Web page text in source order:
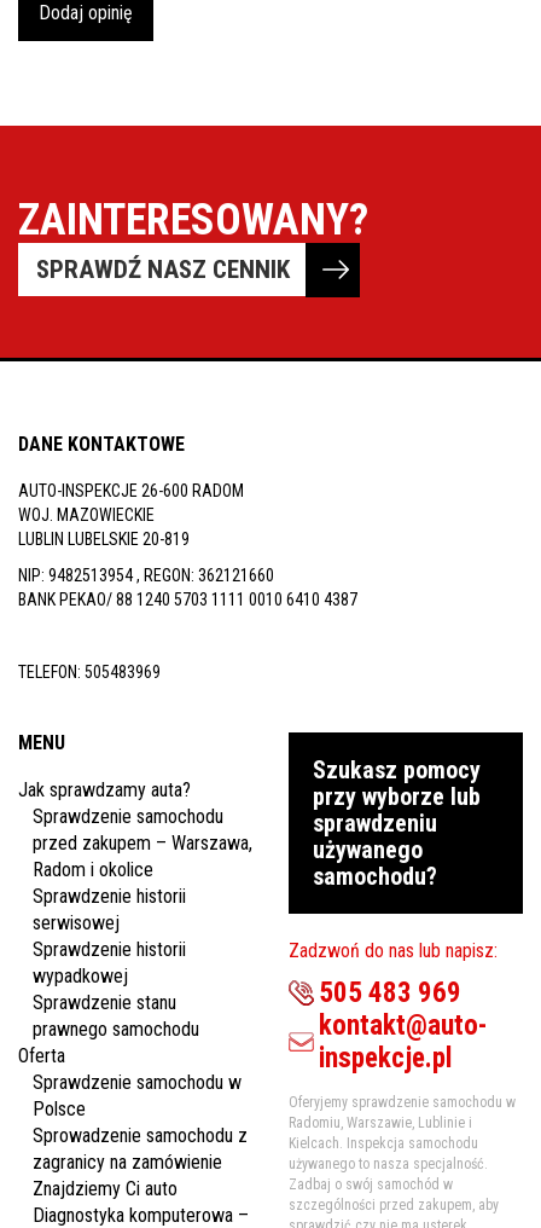
Dodaj opinię
ZAINTERESOWANY?
SPRAWDŹ NASZ CENNIK
DANE KONTAKTOWE
AUTO-INSPEKCJE 26-600 RADOM
WOJ. MAZOWIECKIE
LUBLIN LUBELSKIE 20-819
NIP: 9482513954 , REGON: 362121660
BANK PEKAO/ 88 1240 5703 1111 0010 6410 4387
TELEFON: 505483969
MENU
Jak sprawdzamy auta?
Sprawdzenie samochodu
przed zakupem – Warszawa,
Radom i okolice
Sprawdzenie historii
serwisowej
Sprawdzenie historii
wypadkowej
Sprawdzenie stanu
prawnego samochodu
Oferta
Sprawdzenie samochodu w
Polsce
Sprowadzenie samochodu z
zagranicy na zamówienie
Znajdziemy Ci auto
Diagnostyka komputerowa –
Szukasz pomocy
przy wyborze lub
sprawdzeniu
używanego
samochodu?
Zadzwoń do nas lub napisz:
505 483 969
kontakt@auto-
inspekcje.pl
Oferyjemy sprawdzenie samochodu w
Radomiu, Warszawie, Lublinie i
Kielcach. Inspekcja samochodu
używanego to nasza specjalność.
Zadbaj o swój samochód w
szczególności przed zakupem, aby